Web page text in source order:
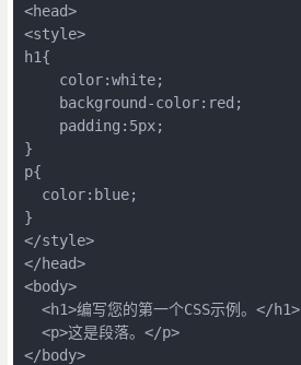
<head>
<style>
h1{
    color:white;
    background-color:red;
    padding:5px;
}
p{
  color:blue;
}
</style>
</head>
<body>
  <h1>编写您的第一个CSS示例。</h1>
  <p>这是段落。</p>
</body>